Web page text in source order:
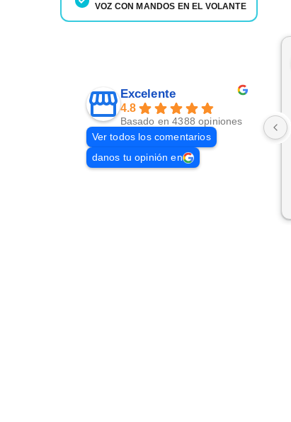
VOZ CON MANDOS EN EL VOLANTE
Excelente
4.8
Basado en 4388 opiniones
Ver todos los comentarios
danos tu opinión en